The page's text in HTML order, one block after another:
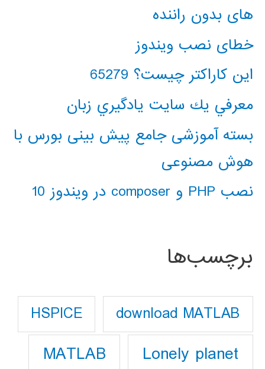
های بدون راننده
خطای نصب ویندوز
این کاراکتر چیست؟ 65279
معرفي يك سايت يادگيري زبان
بسته آموزشی جامع پیش بینی بورس با
هوش مصنوعی
نصب PHP و composer در ویندوز 10
برچسب‌ها
download MATLAB
HSPICE
Lonely planet
MATLAB